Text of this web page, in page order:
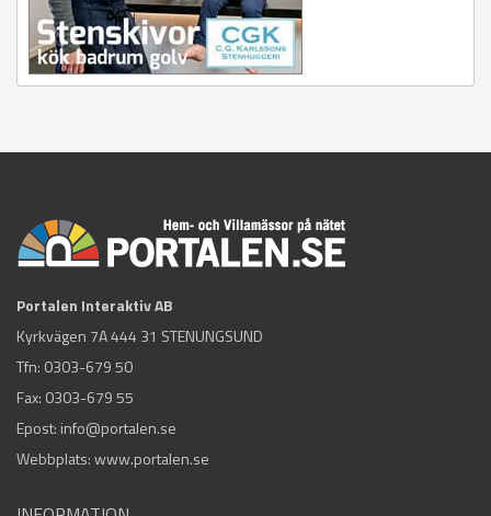
Portalen Interaktiv AB
Kyrkvägen 7A 444 31 STENUNGSUND
Tfn: 0303-679 50
Fax: 0303-679 55
Epost: info@portalen.se
Webbplats: www.portalen.se